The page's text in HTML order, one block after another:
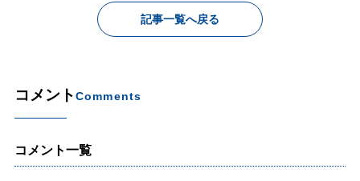
記事一覧へ戻る
コメントComments
コメント一覧